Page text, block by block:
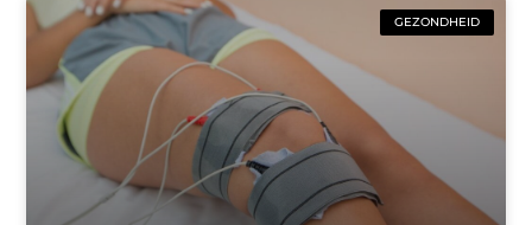
GEZONDHEID